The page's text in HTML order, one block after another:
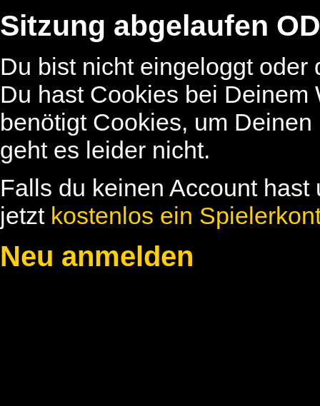
Sitzung abgelaufen
Du bist nicht eingeloggt
Du hast Cookies bei
benötigt Cookies, um
geht es leider nicht.
Falls du keinen Account
jetzt kostenlos ein
Neu anmelden